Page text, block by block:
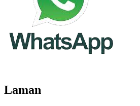
Laman